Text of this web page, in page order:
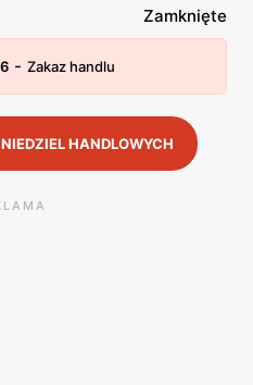
Zamknięte
- Zakaz handlu
HANDLOWYCH